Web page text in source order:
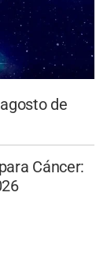
de
Cáncer: